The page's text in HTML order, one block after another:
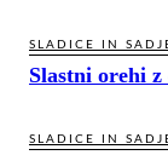
SLADICE IN
Slastni orehi
SLADICE IN